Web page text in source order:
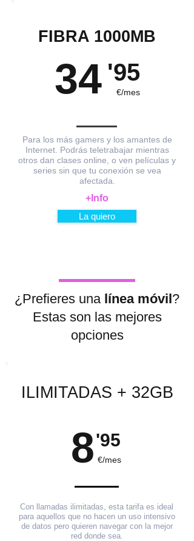
FIBRA 1000MB
34 '95
€/mes
Para los más gamers y los amantes de
Internet. Podrás teletrabajar mientras
otros dan clases online, o ven películas y
series sin que tu conexión se vea
afectada.
+Info
La quiero
¿Prefieres una línea móvil?
Estas son las mejores
opciones
ILIMITADAS + 32GB
8'95
€/mes
Con llamadas ilimitadas, esta tarifa es ideal
para aquellos que no hacen un uso intensivo
de datos pero quieren navegar con la mejor
red donde sea.